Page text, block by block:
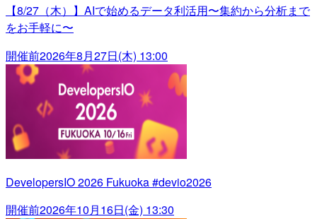
【8/27（木）】AIで始めるデータ利活用〜集約から分析まで
をお手軽に〜
開催前2026年8月27日(木) 13:00
DevelopersIO 2026 Fukuoka #devio2026
開催前2026年10月16日(金) 13:30